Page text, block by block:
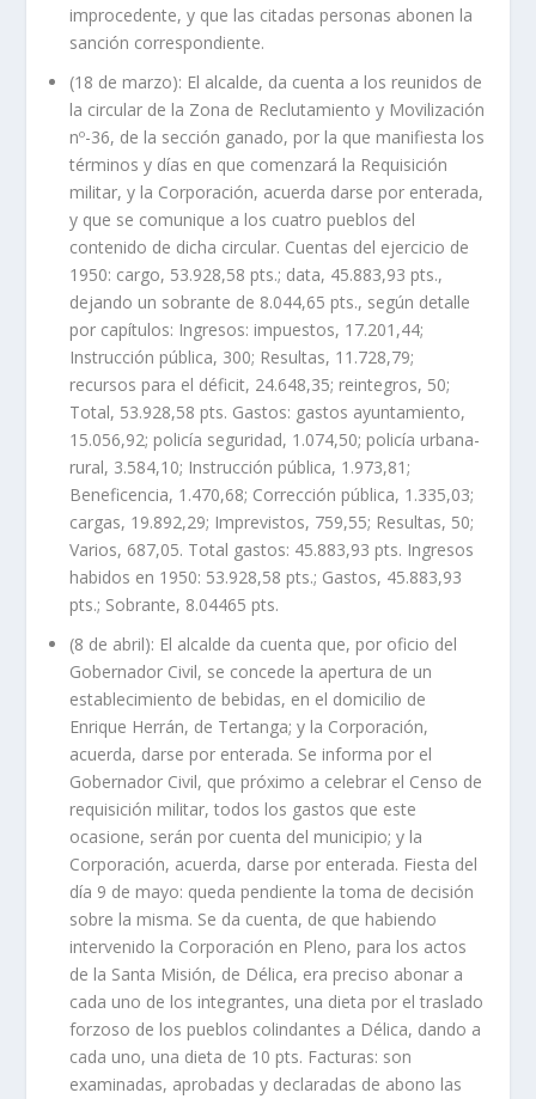
improcedente, y que las citadas personas abonen la
sanción correspondiente.
(18 de marzo): El alcalde, da cuenta a los reunidos de
la circular de la Zona de Reclutamiento y Movilización
nº-36, de la sección ganado, por la que manifiesta los
términos y días en que comenzará la Requisición
militar, y la Corporación, acuerda darse por enterada,
y que se comunique a los cuatro pueblos del
contenido de dicha circular. Cuentas del ejercicio de
1950: cargo, 53.928,58 pts.; data, 45.883,93 pts.,
dejando un sobrante de 8.044,65 pts., según detalle
por capítulos: Ingresos: impuestos, 17.201,44;
Instrucción pública, 300; Resultas, 11.728,79;
recursos para el déficit, 24.648,35; reintegros, 50;
Total, 53.928,58 pts. Gastos: gastos ayuntamiento,
15.056,92; policía seguridad, 1.074,50; policía urbana-
rural, 3.584,10; Instrucción pública, 1.973,81;
Beneficencia, 1.470,68; Corrección pública, 1.335,03;
cargas, 19.892,29; Imprevistos, 759,55; Resultas, 50;
Varios, 687,05. Total gastos: 45.883,93 pts. Ingresos
habidos en 1950: 53.928,58 pts.; Gastos, 45.883,93
pts.; Sobrante, 8.04465 pts.
(8 de abril): El alcalde da cuenta que, por oficio del
Gobernador Civil, se concede la apertura de un
establecimiento de bebidas, en el domicilio de
Enrique Herrán, de Tertanga; y la Corporación,
acuerda, darse por enterada. Se informa por el
Gobernador Civil, que próximo a celebrar el Censo de
requisición militar, todos los gastos que este
ocasione, serán por cuenta del municipio; y la
Corporación, acuerda, darse por enterada. Fiesta del
día 9 de mayo: queda pendiente la toma de decisión
sobre la misma. Se da cuenta, de que habiendo
intervenido la Corporación en Pleno, para los actos
de la Santa Misión, de Délica, era preciso abonar a
cada uno de los integrantes, una dieta por el traslado
forzoso de los pueblos colindantes a Délica, dando a
cada uno, una dieta de 10 pts. Facturas: son
examinadas, aprobadas y declaradas de abono las